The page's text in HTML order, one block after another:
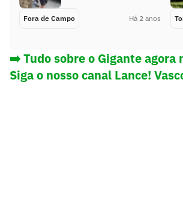
Fora de Campo Há 2 anos
➡️ Tudo sobre o Gigante agora
Siga o nosso canal Lance!